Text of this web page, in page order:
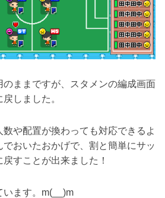
ままですが、スタメンの編成画面
しました。
数や配置が換わっても対応できるよ
でおいたおかげで、割と簡単にサッ
すことが出来ました！
います。m(__)m